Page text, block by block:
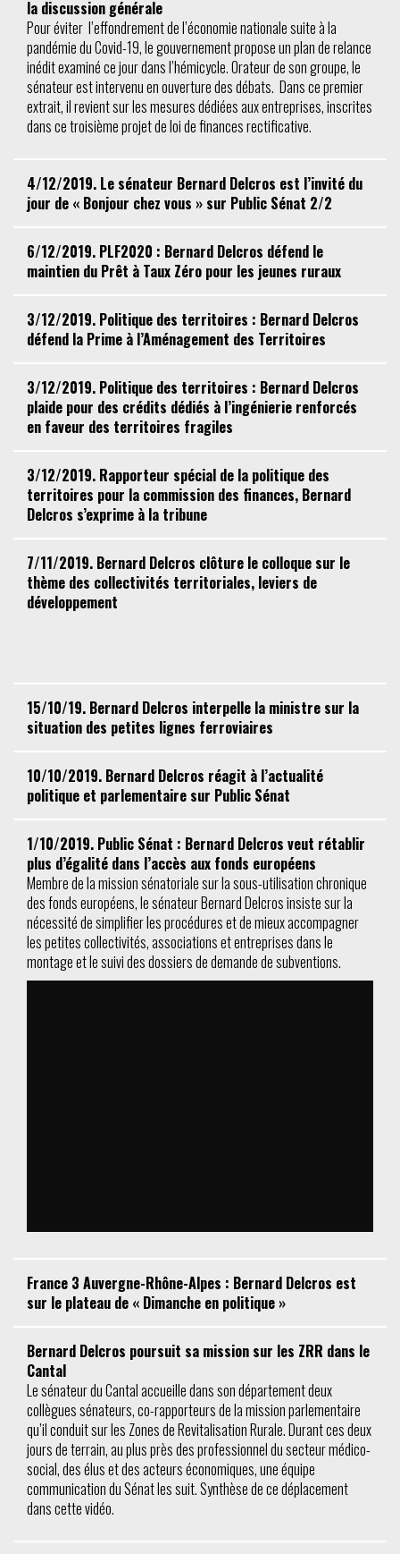
la discussion générale
Pour éviter l’effondrement de l’économie nationale suite à la
pandémie du Covid-19, le gouvernement propose un plan de relance
inédit examiné ce jour dans l’hémicycle. Orateur de son groupe, le
sénateur est intervenu en ouverture des débats. Dans ce premier
extrait, il revient sur les mesures dédiées aux entreprises, inscrites
dans ce troisième projet de loi de finances rectificative.
4/12/2019. Le sénateur Bernard Delcros est l’invité du
jour de « Bonjour chez vous » sur Public Sénat 2/2
6/12/2019. PLF2020 : Bernard Delcros défend le
maintien du Prêt à Taux Zéro pour les jeunes ruraux
3/12/2019. Politique des territoires : Bernard Delcros
défend la Prime à l’Aménagement des Territoires
3/12/2019. Politique des territoires : Bernard Delcros
plaide pour des crédits dédiés à l’ingénierie renforcés
en faveur des territoires fragiles
3/12/2019. Rapporteur spécial de la politique des
territoires pour la commission des finances, Bernard
Delcros s’exprime à la tribune
7/11/2019. Bernard Delcros clôture le colloque sur le
thème des collectivités territoriales, leviers de
développement
15/10/19. Bernard Delcros interpelle la ministre sur la
situation des petites lignes ferroviaires
10/10/2019. Bernard Delcros réagit à l’actualité
politique et parlementaire sur Public Sénat
1/10/2019. Public Sénat : Bernard Delcros veut rétablir
plus d’égalité dans l’accès aux fonds européens
Membre de la mission sénatoriale sur la sous-utilisation chronique
des fonds européens, le sénateur Bernard Delcros insiste sur la
nécessité de simplifier les procédures et de mieux accompagner
les petites collectivités, associations et entreprises dans le
montage et le suivi des dossiers de demande de subventions.
France 3 Auvergne-Rhône-Alpes : Bernard Delcros est
sur le plateau de « Dimanche en politique »
Bernard Delcros poursuit sa mission sur les ZRR dans le
Cantal
Le sénateur du Cantal accueille dans son département deux
collègues sénateurs, co-rapporteurs de la mission parlementaire
qu’il conduit sur les Zones de Revitalisation Rurale. Durant ces deux
jours de terrain, au plus près des professionnel du secteur médico-
social, des élus et des acteurs économiques, une équipe
communication du Sénat les suit. Synthèse de ce déplacement
dans cette vidéo.